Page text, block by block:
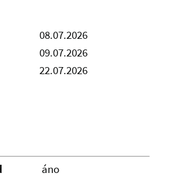
08.07.2026
09.07.2026
22.07.2026
áno